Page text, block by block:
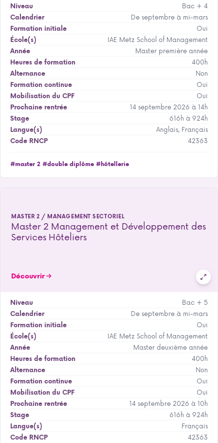
Niveau
Bac + 4
Calendrier
De septembre à mi-mars
Formation initiale
Oui
École(s)
IAE Metz School of Management
Année
Master première année
Heures de formation
400h
Alternance
Non
Formation continue
Oui
Mobilisation du CPF
Oui
Prochaine rentrée
14 septembre 2026 à 14h
Stage
616h à 924h
Langue(s)
Anglais, Français
Code RNCP
42363
#master 2 #double diplôme #hôtellerie
MASTER 2 / MANAGEMENT SECTORIEL
Master 2 Management et Développement des
Services Hôteliers
Découvrir
Niveau
Bac + 5
Calendrier
De septembre à mi-mars
Formation initiale
Oui
École(s)
IAE Metz School of Management
Année
Master deuxième année
Heures de formation
400h
Alternance
Non
Formation continue
Oui
Mobilisation du CPF
Oui
Prochaine rentrée
14 septembre 2026 à 10h
Stage
616h à 924h
Langue(s)
Français
Code RNCP
42363